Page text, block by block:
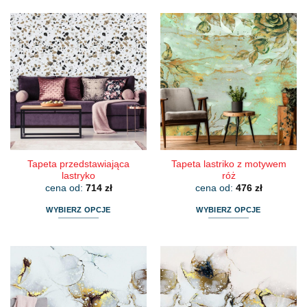
ma
wiele
wariantów.
Opcje
można
wybrać
na
stronie
produktu
ma
wiele
wariantów.
Opcje
można
wybrać
na
stronie
produktu
Tapeta przedstawiająca
lastryko
cena od: 714 zł
WYBIERZ OPCJE
ma
wiele
wariantów.
Opcje
Tapeta lastriko z motywem
róż
cena od: 476 zł
WYBIERZ OPCJE
ma
wiele
wariantów.
Opcje